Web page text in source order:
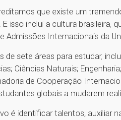
que existe um
E isso inclui a cultura brasileira,
Admissões Internacionais da
de sete áreas para estudar,
Ciências Naturais;
de Cooperação
globais a mudarem
é identificar talentos, auxiliar